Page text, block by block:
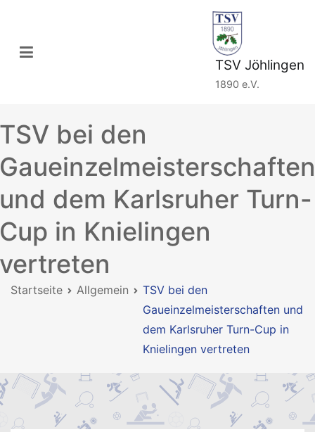
springen
TSV Jöhlingen
1890 e.V.
TSV bei den
Gaueinzelmeisterschaften
und dem Karlsruher Turn-
Cup in Knielingen
vertreten
Startseite Allgemein
TSV bei den
Gaueinzelmeisterschaften und
dem Karlsruher Turn-Cup in
Knielingen vertreten